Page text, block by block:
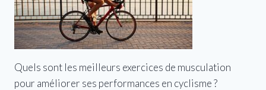
Quels sont les meilleurs exercices de musculation
pour améliorer ses performances en cyclisme ?